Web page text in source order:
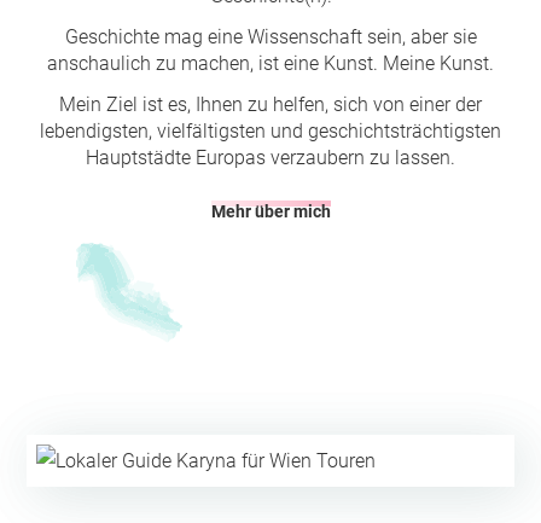
Geschichte mag eine Wissenschaft sein, aber sie
anschaulich zu machen, ist eine Kunst. Meine Kunst.
Mein Ziel ist es, Ihnen zu helfen, sich von einer der
lebendigsten, vielfältigsten und geschichtsträchtigsten
Hauptstädte Europas verzaubern zu lassen.
Mehr über mich